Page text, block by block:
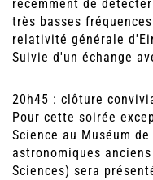
récemment de
très basses
relativité générale
Suivie d'un échange
20h45 : clôture
Pour cette soirée
Science au Muséum
astronomiques
Sciences) sera